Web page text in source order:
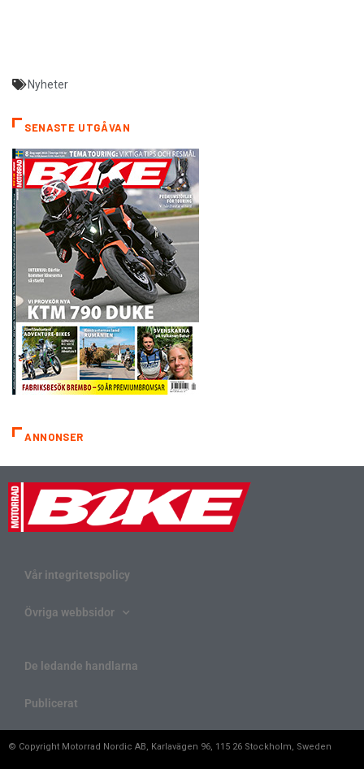
Nyheter
SENASTE UTGÅVAN
ANNONSER
Vår integritetspolicy
Övriga webbsidor
De ledande handlarna
Publicerat
© Copyright Motorrad Nordic AB, Karlavägen 96, 115 26 Stockholm, Sweden